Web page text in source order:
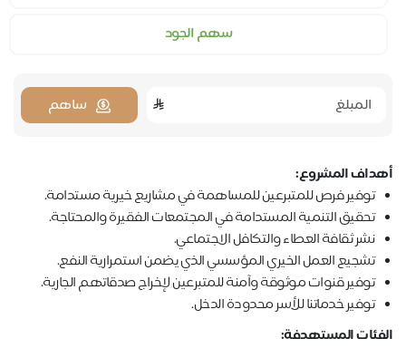
سهم الجود
ساهم
أهداف المشروع:
توفير فرص للمتبرعين للمساهمة في مشاريع خيرية مستدامة.
تحقيق التنمية المستدامة في المجتمعات الفقيرة والمحتاجة.
نشر ثقافة العطاء والتكافل الاجتماعي.
تشجيع العمل الخيري المؤسسي الذي يضمن استمرارية النفع.
توفير قنوات موثوقة وآمنة للمتبرعين لإخراج صدقاتهم الجارية.
توفير خدماتنا للأسر محدودة الدخل.
الفئات المستهدفة: